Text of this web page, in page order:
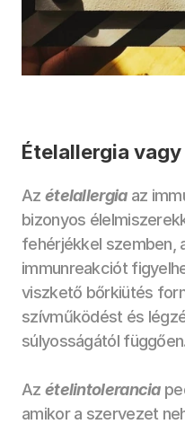
Ételallergia
Az ételallergia az
bizonyos
fehérjékkel szemben,
immunreakciót
viszkető bőrkiütés
szívműködést és
súlyosságától
Az ételintolerancia
amikor a szervezet